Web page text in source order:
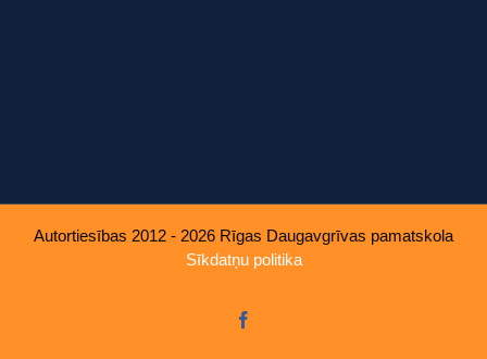
Autortiesības 2012 - 2026 Rīgas Daugavgrīvas pamatskola
Sīkdatņu politika